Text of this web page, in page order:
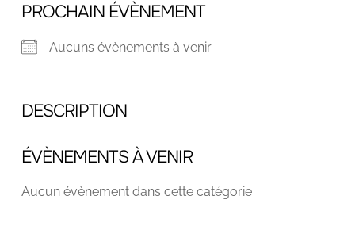
PROCHAIN ÉVÈNEMENT
Aucuns évènements à venir
DESCRIPTION
ÉVÈNEMENTS À VENIR
Aucun évènement dans cette catégorie